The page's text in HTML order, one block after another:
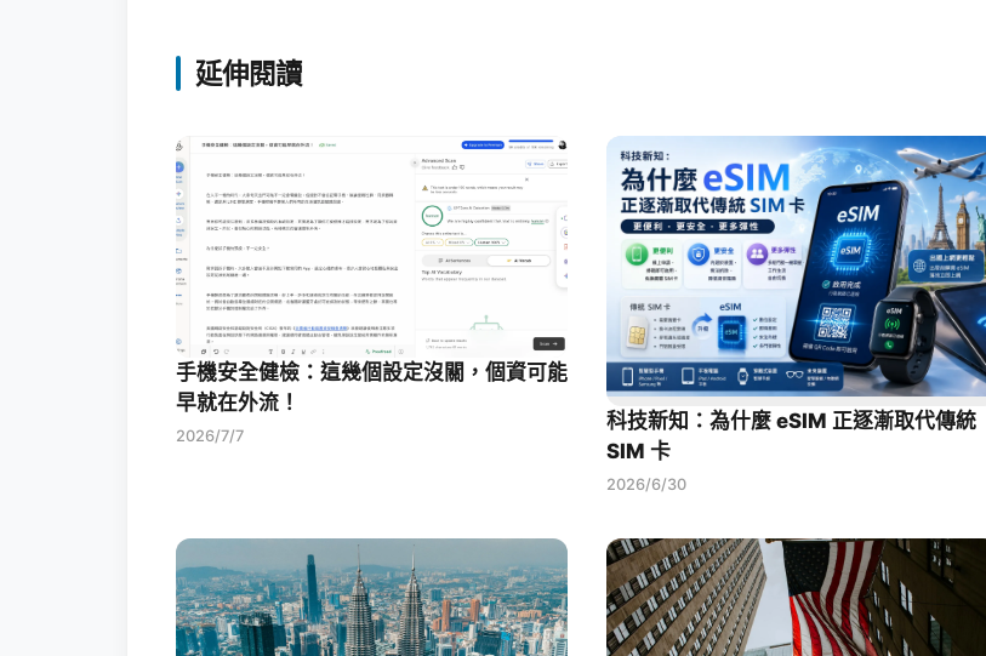
延伸閱讀
手機安全健檢：這幾個設定沒關，個資可能
早就在外流！
2026/7/7
科技新知：為什麼 eSIM 正逐漸取代傳統
SIM 卡
2026/6/30